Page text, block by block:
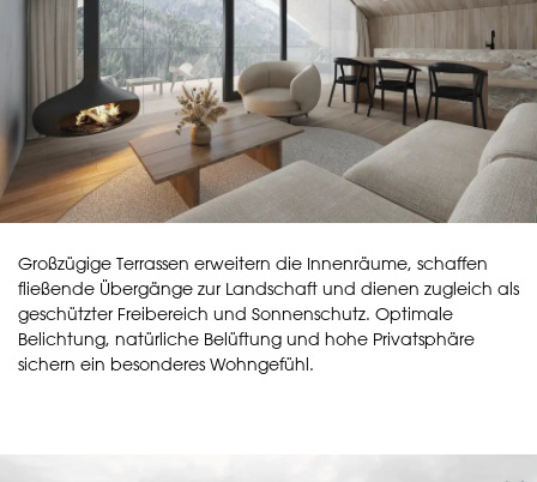
Großzügige Terrassen erweitern die Innenräume, schaffen
fließende Übergänge zur Landschaft und dienen zugleich als
geschützter Freibereich und Sonnenschutz. Optimale
Belichtung, natürliche Belüftung und hohe Privatsphäre
sichern ein besonderes Wohngefühl.